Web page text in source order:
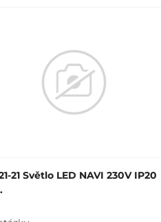
21 Světlo LED NAVI 230V IP20